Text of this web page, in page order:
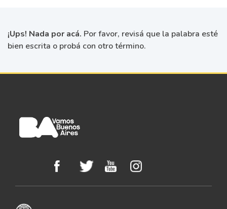
¡Ups! Nada por acá. Por favor, revisá que la palabra esté
bien escrita o probá con otro término.